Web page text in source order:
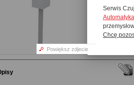
Powiększ zdjecie
Serwis
Chcę